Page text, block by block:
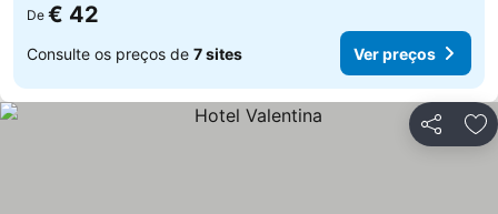
De € 42
Consulte os preços de 7 sites Ver preços
Partilhar